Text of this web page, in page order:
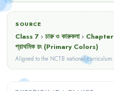
SOURCE
Class 7 › চারু ও কারুকলা › Chapter
প্রাথমিক রং (Primary Colors)
Aligned to the NCTB national curriculum.